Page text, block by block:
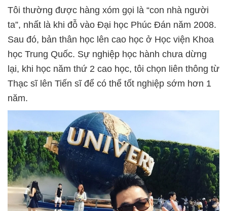
Tôi thường được hàng xóm gọi là “con nhà người
ta”, nhất là khi đỗ vào Đại học Phúc Đán năm 2008.
Sau đó, bản thân học lên cao học ở Học viện Khoa
học Trung Quốc. Sự nghiệp học hành chưa dừng
lại, khi học năm thứ 2 cao học, tôi chọn liên thông từ
Thạc sĩ lên Tiến sĩ để có thể tốt nghiệp sớm hơn 1
năm.